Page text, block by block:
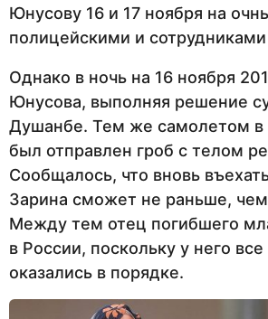
Юнусову 16 и 17 ноября на
полицейскими и
Однако в ночь на 16 ноября
Юнусова, выполняя решение
Душанбе. Тем же самолетом в
был отправлен гроб с телом
Сообщалось, что вновь
Зарина сможет не раньше, чем
Между тем отец погибшего
в России, поскольку у него
оказались в порядке.